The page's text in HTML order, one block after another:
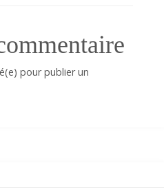
pour publier un